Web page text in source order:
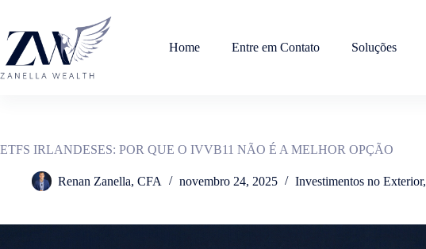
conteúdo
Home Entre em Contato Soluções
ETFS IRLANDESES: POR QUE O IVVB11 NÃO É A MELHOR OPÇÃO
Renan Zanella, CFA novembro 24, 2025 Investimentos no Exterior,